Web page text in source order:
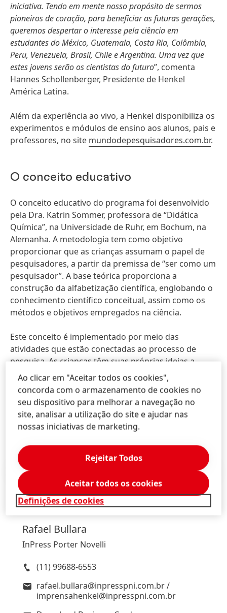
iniciativa. Tendo em mente nosso propósito de sermos
pioneiros de coração, para beneficiar as futuras gerações,
queremos despertar o interesse pela ciência em
estudantes do México, Guatemala, Costa Ria, Colômbia,
Peru, Venezuela, Brasil, Chile e Argentina. Uma vez que
estes jovens serão os cientistas do futuro”, comenta
Hannes Schollenberger, Presidente de Henkel
América Latina.
Além da experiência ao vivo, a Henkel disponibiliza os
experimentos e módulos de ensino aos alunos, pais e
professores, no site mundodepesquisadores.com.br.
O conceito educativo
O conceito educativo do programa foi desenvolvido
pela Dra. Katrin Sommer, professora de “Didática
Química”, na Universidade de Ruhr, em Bochum, na
Alemanha. A metodologia tem como objetivo
proporcionar que as crianças assumam o papel de
pesquisadores, a partir da premissa de “ser como um
pesquisador”. A base teórica proporciona a
construção da alfabetização científica, englobando o
conhecimento científico conceitual, assim como os
métodos e objetivos empregados na ciência.
Este conceito é implementado por meio das
atividades que estão conectadas ao processo de
pesquisa. As crianças têm suas próprias ideias a
respeito desses profissionais, elas consideram que as
pessoas que se dedicam à ciência não são apenas
inteligentes, como também criativas – características
fundamentais que são confirmadas pelo conceito do
Mundo de Pesquisadores.
Rafael Bullara
InPress Porter Novelli
(11) 99688-6553
rafael.bullara@inpresspni.com.br /
imprensahenkel@inpresspni.com.br
Ao clicar em "Aceitar todos os cookies",
concorda com o armazenamento de cookies no
seu dispositivo para melhorar a navegação no
site, analisar a utilização do site e ajudar nas
nossas iniciativas de marketing.
Definições de cookies
Rejeitar Todos
Aceitar todos os cookies